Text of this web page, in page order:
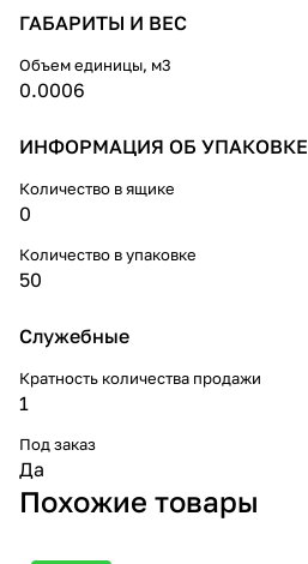
ГАБАРИТЫ И ВЕС
Объем единицы, м3
0.0006
ИНФОРМАЦИЯ ОБ УПАКОВКЕ
Количество в ящике
0
Количество в упаковке
50
Служебные
Кратность количества продажи
1
Под заказ
Да
Похожие товары